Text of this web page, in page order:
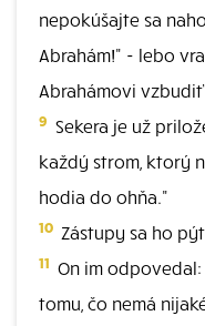
nepokúšajte sa
Abrahám!" - lebo
Abrahámovi
9 Sekera je už
každý strom, ktorý
hodia do ohňa."
10 Zástupy sa ho
11 On im
tomu, čo nemá